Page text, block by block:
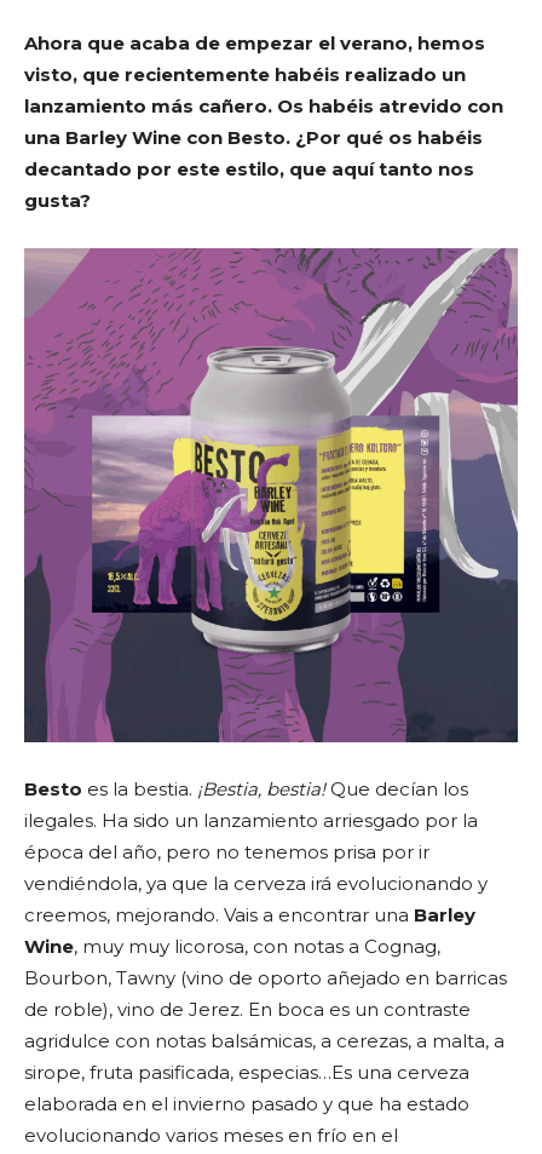
Ahora que acaba de empezar el verano, hemos
visto, que recientemente habéis realizado un
lanzamiento más cañero. Os habéis atrevido con
una Barley Wine con Besto. ¿Por qué os habéis
decantado por este estilo, que aquí tanto nos
gusta?
Besto es la bestia. ¡Bestia, bestia!Que decían los
ilegales. Ha sido un lanzamiento arriesgado por la
época del año, pero no tenemos prisa por ir
vendiéndola, ya que la cerveza irá evolucionando y
creemos, mejorando. Vais a encontrar una Barley
Wine, muy muy licorosa, con notas a Cognag,
Bourbon, Tawny (vino de oporto añejado en barricas
de roble), vino de Jerez. En boca es un contraste
agridulce con notas balsámicas, a cerezas, a malta, a
sirope, fruta pasificada, especias…Es una cerveza
elaborada en el invierno pasado y que ha estado
evolucionando varios meses en frío en el